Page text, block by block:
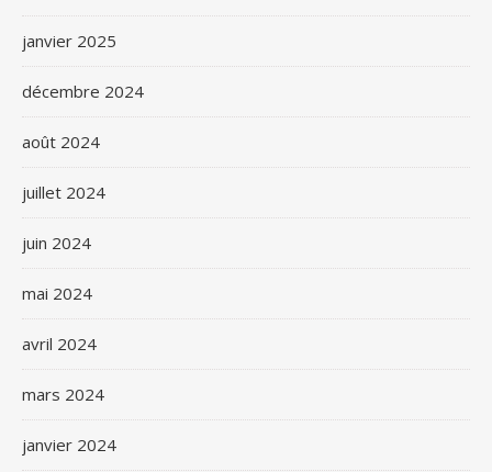
janvier 2025
décembre 2024
août 2024
juillet 2024
juin 2024
mai 2024
avril 2024
mars 2024
janvier 2024